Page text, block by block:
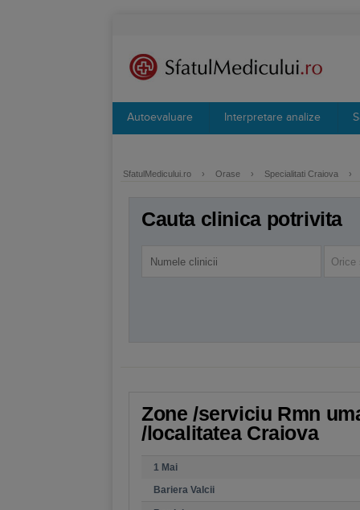
Autoevaluare Interpretare analize
SfatulMedicului.ro › Orase › Specialitati Craiova ›
Cauta clinica potrivita
Orice
Zone /serviciu Rmn
/localitatea Craiova
1 Mai
Bariera Valcii